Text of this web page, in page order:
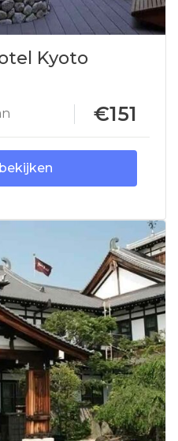
Kyoto
€151